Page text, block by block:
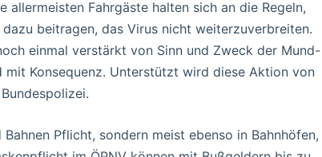
Fahrgäste halten sich an die Regeln,
beitragen, das Virus nicht weiterzuverbreiten.
einmal verstärkt von Sinn und Zweck der Mund-
Konsequenz. Unterstützt wird diese Aktion von
Pflicht, sondern meist ebenso in Bahnhöfen,